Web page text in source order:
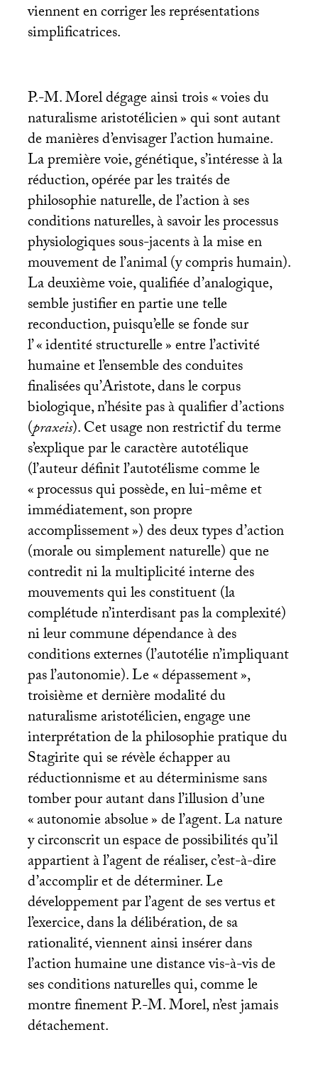
viennent en corriger les représentations
simplificatrices.
P.-M. Morel dégage ainsi trois «voies du
naturalisme aristotélicien» qui sont autant
de manières d’envisager l’action humaine.
La première voie, génétique, s’intéresse à la
réduction, opérée par les traités de
philosophie naturelle, de l’action à ses
conditions naturelles, à savoir les processus
physiologiques sous-jacents à la mise en
mouvement de l’animal (y compris humain).
La deuxième voie, qualifiée d’analogique,
semble justifier en partie une telle
reconduction, puisqu’elle se fonde sur
l’ «identité structurelle» entre l’activité
humaine et l’ensemble des conduites
finalisées qu’Aristote, dans le corpus
biologique, n’hésite pas à qualifier d’actions
(praxeis). Cet usage non restrictif du terme
s’explique par le caractère autotélique
(l’auteur définit l’autotélisme comme le
«processus qui possède, en lui-même et
immédiatement, son propre
accomplissement») des deux types d’action
(morale ou simplement naturelle) que ne
contredit ni la multiplicité interne des
mouvements qui les constituent (la
complétude n’interdisant pas la complexité)
ni leur commune dépendance à des
conditions externes (l’autotélie n’impliquant
pas l’autonomie). Le «dépassement»,
troisième et dernière modalité du
naturalisme aristotélicien, engage une
interprétation de la philosophie pratique du
Stagirite qui se révèle échapper au
réductionnisme et au déterminisme sans
tomber pour autant dans l’illusion d’une
«autonomie absolue» de l’agent. La nature
y circonscrit un espace de possibilités qu’il
appartient à l’agent de réaliser, c’est-à-dire
d’accomplir et de déterminer. Le
développement par l’agent de ses vertus et
l’exercice, dans la délibération, de sa
rationalité, viennent ainsi insérer dans
l’action humaine une distance vis-à-vis de
ses conditions naturelles qui, comme le
montre finement P.-M. Morel, n’est jamais
détachement.